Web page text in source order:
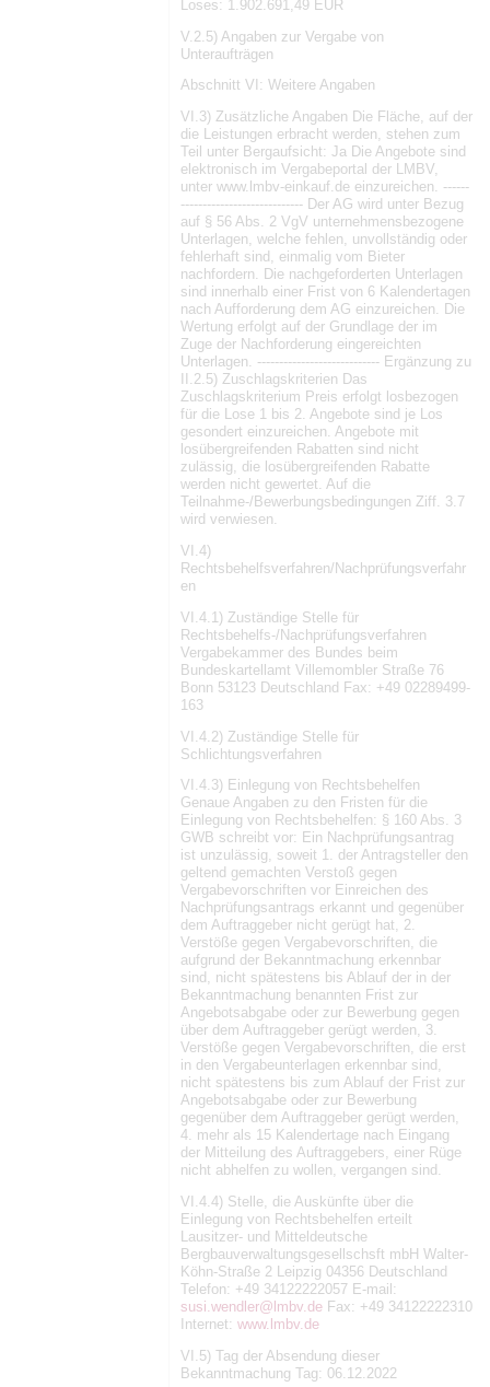
Loses: 1.902.691,49 EUR
V.2.5) Angaben zur Vergabe von
Unteraufträgen
Abschnitt VI: Weitere Angaben
VI.3) Zusätzliche Angaben Die Fläche, auf der
die Leistungen erbracht werden, stehen zum
Teil unter Bergaufsicht: Ja Die Angebote sind
elektronisch im Vergabeportal der LMBV,
unter www.lmbv-einkauf.de einzureichen. ------
---------------------------- Der AG wird unter Bezug
auf § 56 Abs. 2 VgV unternehmensbezogene
Unterlagen, welche fehlen, unvollständig oder
fehlerhaft sind, einmalig vom Bieter
nachfordern. Die nachgeforderten Unterlagen
sind innerhalb einer Frist von 6 Kalendertagen
nach Aufforderung dem AG einzureichen. Die
Wertung erfolgt auf der Grundlage der im
Zuge der Nachforderung eingereichten
Unterlagen. ---------------------------- Ergänzung zu
II.2.5) Zuschlagskriterien Das
Zuschlagskriterium Preis erfolgt losbezogen
für die Lose 1 bis 2. Angebote sind je Los
gesondert einzureichen. Angebote mit
losübergreifenden Rabatten sind nicht
zulässig, die losübergreifenden Rabatte
werden nicht gewertet. Auf die
Teilnahme-/Bewerbungsbedingungen Ziff. 3.7
wird verwiesen.
VI.4)
Rechtsbehelfsverfahren/Nachprüfungsverfahr
en
VI.4.1) Zuständige Stelle für
Rechtsbehelfs-/Nachprüfungsverfahren
Vergabekammer des Bundes beim
Bundeskartellamt Villemombler Straße 76
Bonn 53123 Deutschland Fax: +49 02289499-
163
VI.4.2) Zuständige Stelle für
Schlichtungsverfahren
VI.4.3) Einlegung von Rechtsbehelfen
Genaue Angaben zu den Fristen für die
Einlegung von Rechtsbehelfen: § 160 Abs. 3
GWB schreibt vor: Ein Nachprüfungsantrag
ist unzulässig, soweit 1. der Antragsteller den
geltend gemachten Verstoß gegen
Vergabevorschriften vor Einreichen des
Nachprüfungsantrags erkannt und gegenüber
dem Auftraggeber nicht gerügt hat, 2.
Verstöße gegen Vergabevorschriften, die
aufgrund der Bekanntmachung erkennbar
sind, nicht spätestens bis Ablauf der in der
Bekanntmachung benannten Frist zur
Angebotsabgabe oder zur Bewerbung gegen
über dem Auftraggeber gerügt werden, 3.
Verstöße gegen Vergabevorschriften, die erst
in den Vergabeunterlagen erkennbar sind,
nicht spätestens bis zum Ablauf der Frist zur
Angebotsabgabe oder zur Bewerbung
gegenüber dem Auftraggeber gerügt werden,
4. mehr als 15 Kalendertage nach Eingang
der Mitteilung des Auftraggebers, einer Rüge
nicht abhelfen zu wollen, vergangen sind.
VI.4.4) Stelle, die Auskünfte über die
Einlegung von Rechtsbehelfen erteilt
Lausitzer- und Mitteldeutsche
Bergbauverwaltungsgesellschsft mbH Walter-
Köhn-Straße 2 Leipzig 04356 Deutschland
Telefon: +49 34122222057 E-mail:
susi.wendler@lmbv.de Fax: +49 34122222310
Internet: www.lmbv.de
VI.5) Tag der Absendung dieser
Bekanntmachung Tag: 06.12.2022